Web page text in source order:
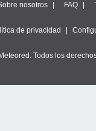
nosotros FAQ
de privacidad
Todos los